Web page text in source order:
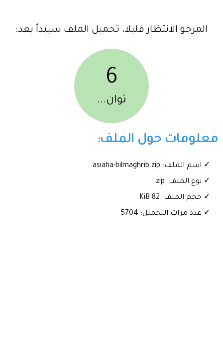
المرجو الانتظار قليلا، تحميل الملف سيبدأ بعد:
6
ثوان...
معلومات حول الملف:
✓ اسم الملف: asiaha-bilmaghrib.zip
✓ نوع الملف: zip
✓ حجم الملف: 82 KiB
✓ عدد مرات التحميل: 5704